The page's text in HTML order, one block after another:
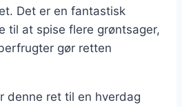
Det er en fantastisk
til at spise flere grøntsager,
gør retten
denne ret til en hverdag